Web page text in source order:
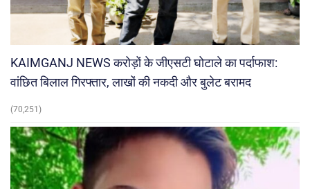
KAIMGANJ NEWS करोड़ों के जीएसटी घोटाले का पर्दाफाश:
वांछित बिलाल गिरफ्तार, लाखों की नकदी और बुलेट बरामद
(70,251)